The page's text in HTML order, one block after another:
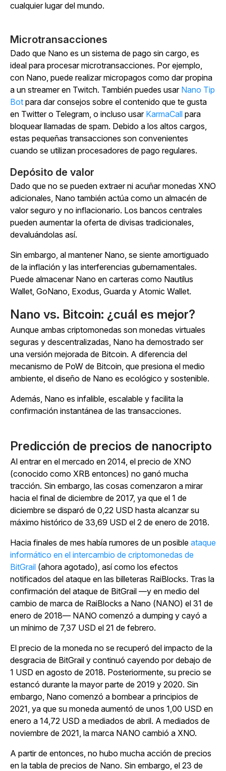
cualquier lugar del mundo.
Microtransacciones
Dado que Nano es un sistema de pago sin cargo, es
ideal para procesar microtransacciones. Por ejemplo,
con Nano, puede realizar micropagos como dar propina
a un streamer en Twitch. También puedes usar Nano Tip
Bot para dar consejos sobre el contenido que te gusta
en Twitter o Telegram, o incluso usar KarmaCall para
bloquear llamadas de spam. Debido a los altos cargos,
estas pequeñas transacciones son convenientes
cuando se utilizan procesadores de pago regulares.
Depósito de valor
Dado que no se pueden extraer ni acuñar monedas XNO
adicionales, Nano también actúa como un almacén de
valor seguro y no inflacionario. Los bancos centrales
pueden aumentar la oferta de divisas tradicionales,
devaluándolas así.
Sin embargo, al mantener Nano, se siente amortiguado
de la inflación y las interferencias gubernamentales.
Puede almacenar Nano en carteras como Nautilus
Wallet, GoNano, Exodus, Guarda y Atomic Wallet.
Nano vs. Bitcoin: ¿cuál es mejor?
Aunque ambas criptomonedas son monedas virtuales
seguras y descentralizadas, Nano ha demostrado ser
una versión mejorada de Bitcoin. A diferencia del
mecanismo de PoW de Bitcoin, que presiona el medio
ambiente, el diseño de Nano es ecológico y sostenible.
Además, Nano es infalible, escalable y facilita la
confirmación instantánea de las transacciones.
Predicción de precios de nanocripto
Al entrar en el mercado en 2014, el precio de XNO
(conocido como XRB entonces) no ganó mucha
tracción. Sin embargo, las cosas comenzaron a mirar
hacia el final de diciembre de 2017, ya que el 1 de
diciembre se disparó de 0,22 USD hasta alcanzar su
máximo histórico de 33,69 USD el 2 de enero de 2018.
Hacia finales de mes había rumores de un posible ataque
informático en el intercambio de criptomonedas de
BitGrail (ahora agotado), así como los efectos
notificados del ataque en las billeteras RaiBlocks. Tras la
confirmación del ataque de BitGrail —y en medio del
cambio de marca de RaiBlocks a Nano (NANO) el 31 de
enero de 2018— NANO comenzó a dumping y cayó a
un mínimo de 7,37 USD el 21 de febrero.
El precio de la moneda no se recuperó del impacto de la
desgracia de BitGrail y continuó cayendo por debajo de
1 USD en agosto de 2018. Posteriormente, su precio se
estancó durante la mayor parte de 2019 y 2020. Sin
embargo, Nano comenzó a bombear a principios de
2021, ya que su moneda aumentó de unos 1,00 USD en
enero a 14,72 USD a mediados de abril. A mediados de
noviembre de 2021, la marca NANO cambió a XNO.
A partir de entonces, no hubo mucha acción de precios
en la tabla de precios de Nano. Sin embargo, el 23 de